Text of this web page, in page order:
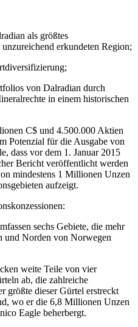
als größtes
erkundeten Region;
von Dalradian durch
in einem historischen
C$ und 4.500.000 Aktien
Potenzial für die Ausgabe von
dass vor dem 1. Januar 2015
Bericht veröffentlicht werden
mindestens 1 Millionen Unzen
aufzeigt.
sechs Gebiete, die mehr
und Norden von Norwegen
weite Teile von vier
ab, die zahlreiche
größte dieser Gürtel erstreckt
wo er die 6,8 Millionen Unzen
Eagle beherbergt.